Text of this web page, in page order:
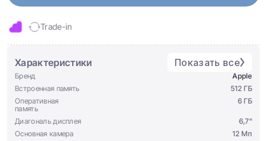
Trade-in
Характеристики Показать все
Бренд
Apple
Встроенная память
512 ГБ
Оперативная
память
6 ГБ
Диагональ дисплея
6,7"
Основная камера
12 Мп